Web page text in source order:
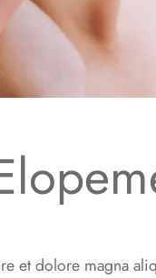
et dolore magna